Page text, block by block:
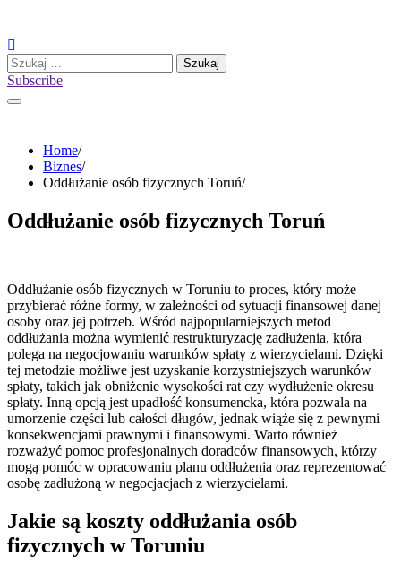
content
Szukaj:
Subscribe
Home
Biznes
Oddłużanie osób fizycznych Toruń
Oddłużanie osób fizycznych Toruń
Oddłużanie osób fizycznych w Toruniu to proces, który może
przybierać różne formy, w zależności od sytuacji finansowej danej
osoby oraz jej potrzeb. Wśród najpopularniejszych metod
oddłużania można wymienić restrukturyzację zadłużenia, która
polega na negocjowaniu warunków spłaty z wierzycielami. Dzięki
tej metodzie możliwe jest uzyskanie korzystniejszych warunków
spłaty, takich jak obniżenie wysokości rat czy wydłużenie okresu
spłaty. Inną opcją jest upadłość konsumencka, która pozwala na
umorzenie części lub całości długów, jednak wiąże się z pewnymi
konsekwencjami prawnymi i finansowymi. Warto również
rozważyć pomoc profesjonalnych doradców finansowych, którzy
mogą pomóc w opracowaniu planu oddłużenia oraz reprezentować
osobę zadłużoną w negocjacjach z wierzycielami.
Jakie są koszty oddłużania osób
fizycznych w Toruniu